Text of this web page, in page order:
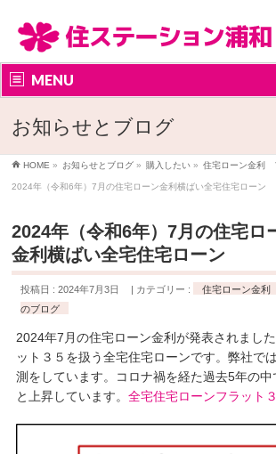
MENU
お知らせとブログ
HOME » お知らせとブログ » 購入したい » 住宅ローン金利
2024年（令和6年）7月の住宅ローン金利横ばい全宅住宅ローン
2024年（令和6年）7月の住宅ロ
金利横ばい全宅住宅ローン
投稿日 : 2024年7月3日 カテゴリー : 住宅ローン金
のブログ
2024年7月の住宅ローン金利が発表されまし
ット３５を扱う全宅住宅ローンです。弊社で
測をしています。コロナ禍を経た過去5年の
と上昇しています。全宅住宅ローンフラット